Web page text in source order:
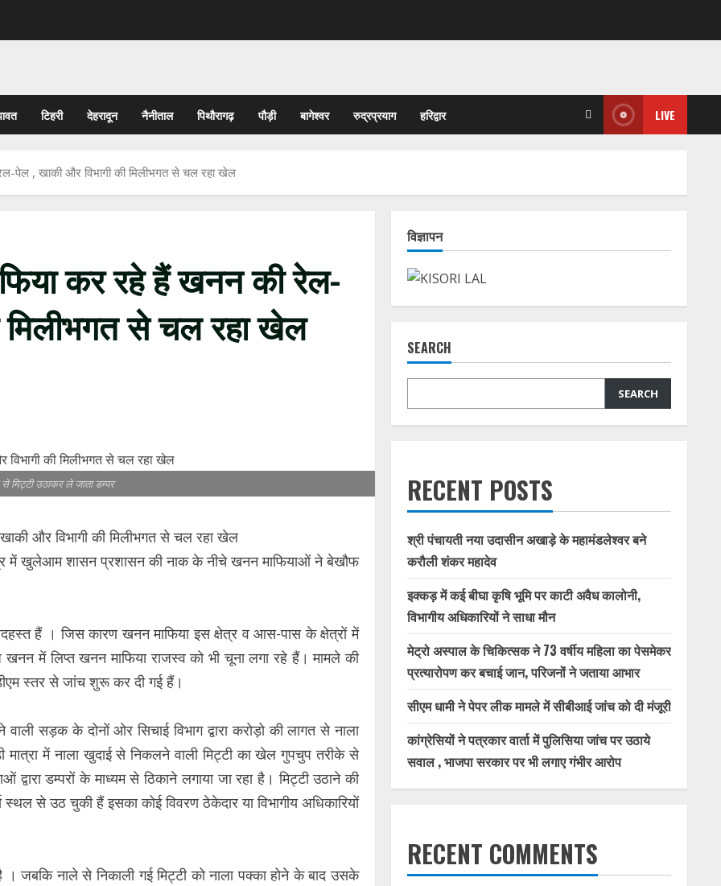
टिहरी देहरादून नैनीताल पिथौरागढ़ पौड़ी बागेश्वर रुद्रप्रयाग हरिद्वार LIVE
पेल , खाकी और विभागी की मिलीभगत से चल रहा खेल
कर रहे हैं खनन की रेल-
मिलीभगत से चल रहा खेल
से मिट्टी उठाकर ले जाता डम्पर
और विभागी की मिलीभगत से चल रहा खेल
में खुलेआम शासन प्रशासन की नाक के नीचे खनन माफियाओं ने बेखौफ
हैं । जिस कारण खनन माफिया इस क्षेत्र व आस-पास के क्षेत्रों में
में लिप्त खनन माफिया राजस्व को भी चूना लगा रहे हैं। मामले की
स्तर से जांच शुरू कर दी गई हैं।
सड़क के दोनों ओर सिचाई विभाग द्वारा करोड़ो की लागत से नाला
मात्रा में नाला खुदाई से निकलने वाली मिट्टी का खेल गुपचुप तरीके से
डम्परों के माध्यम से ठिकाने लगाया जा रहा है। मिट्टी उठाने की
से उठ चुकी हैं इसका कोई विवरण ठेकेदार या विभागीय अधिकारियों
जबकि नाले से निकाली गई मिट्टी को नाला पक्का होने के बाद उसके
विज्ञापन
SEARCH
SEARCH
RECENT POSTS
श्री पंचायती नया उदासीन अखाड़े के महामंडलेश्वर बने
करौली शंकर महादेव
इक्कड़ में कई बीघा कृषि भूमि पर काटी अवैध कालोनी,
विभागीय अधिकारियों ने साधा मौन
मेट्रो अस्पाल के चिकित्सक ने 73 वर्षीय महिला का पेसमेकर
प्रत्यारोपण कर बचाई जान, परिजनों ने जताया आभार
सीएम धामी ने पेपर लीक मामले में सीबीआई जांच को दी मंजूरी
कांग्रेसियों ने पत्रकार वार्ता में पुलिसिया जांच पर उठाये
सवाल , भाजपा सरकार पर भी लगाए गंभीर आरोप
RECENT COMMENTS